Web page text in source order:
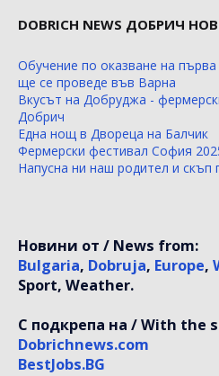
DOBRICH NEWS ДОБРИЧ
Обучение по оказване на
ще се проведе във Варна
Вкусът на Добруджа -
Добрич
Една нощ в Двореца на Балчик
Фермерски фестивал София
Напусна ни наш родител и скъп
Новини от / News from:
Bulgaria, Dobruja, Europe,
Sport, Weather.
С подкрепа на / With the
Dobrichnews.com
BestJobs.BG